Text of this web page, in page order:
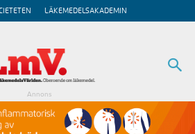
LÄKEMEDELSAKADEMIN
Annons